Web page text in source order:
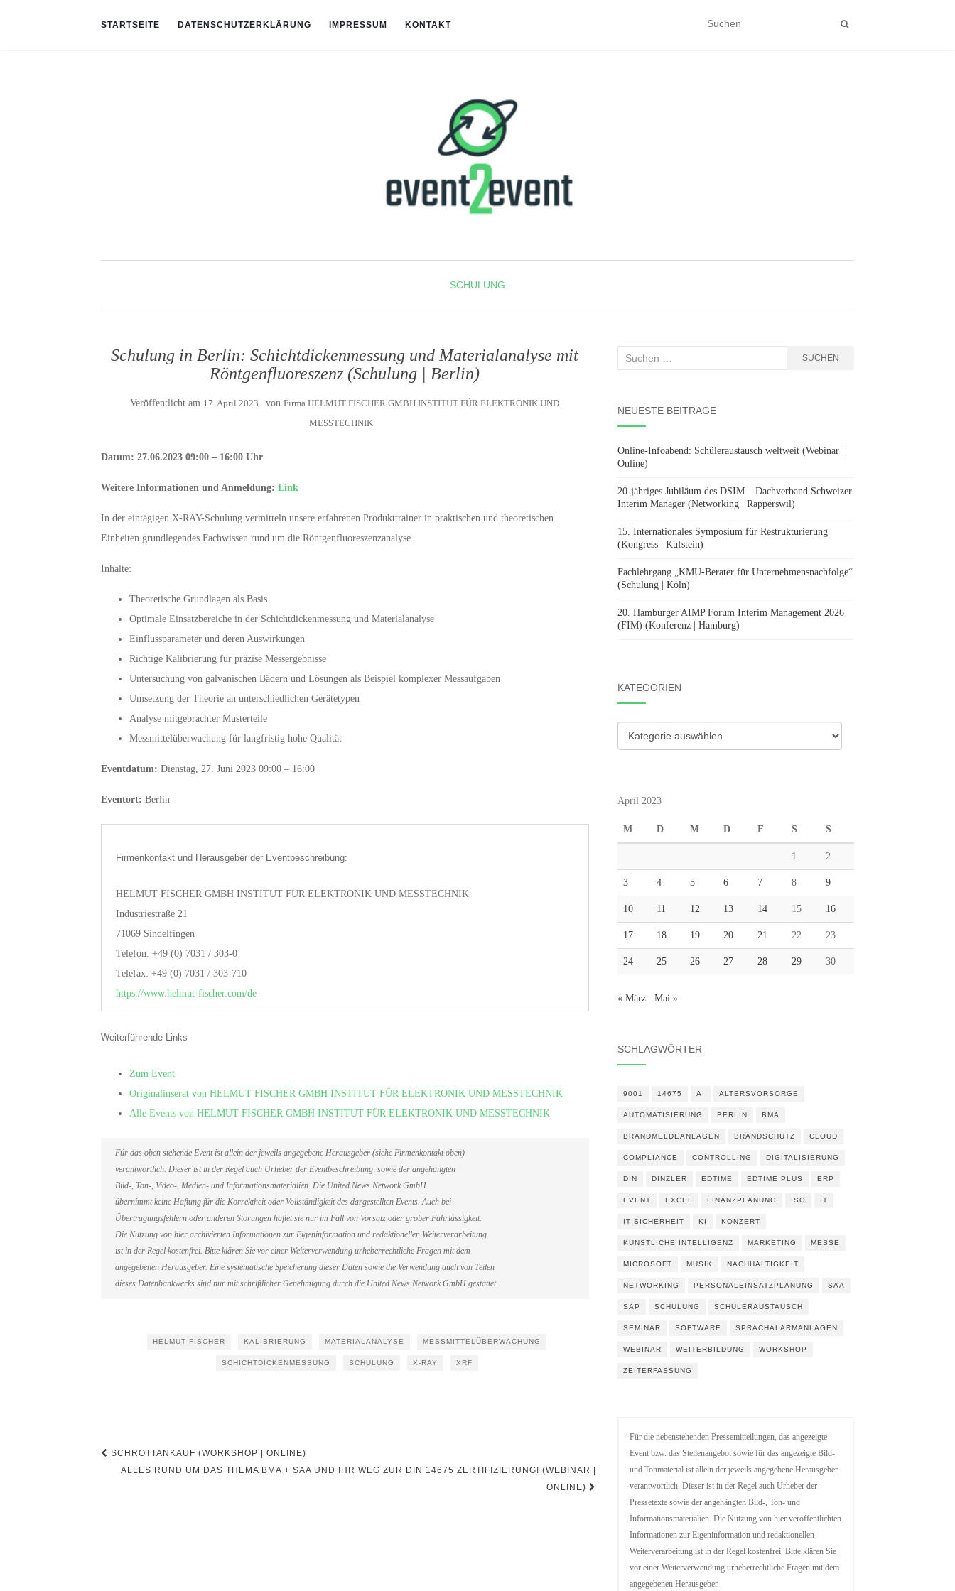
STARTSEITE DATENSCHUTZERKLÄRUNG IMPRESSUM KONTAKT
SCHULUNG
Schulung in Berlin: Schichtdickenmessung und Materialanalyse mit
Röntgenfluoreszenz (Schulung | Berlin)
Veröffentlicht am 17. April 2023 vonFirma HELMUT FISCHER GMBH INSTITUT FÜR ELEKTRONIK UND
MESSTECHNIK
Datum: 27.06.2023 09:00 – 16:00 Uhr
Weitere Informationen und Anmeldung: Link
In der eintägigen X-RAY-Schulung vermitteln unsere erfahrenen Produkttrainer in praktischen und theoretischen
Einheiten grundlegendes Fachwissen rund um die Röntgenfluoreszenzanalyse.
Inhalte:
Theoretische Grundlagen als Basis
Optimale Einsatzbereiche in der Schichtdickenmessung und Materialanalyse
Einflussparameter und deren Auswirkungen
Richtige Kalibrierung für präzise Messergebnisse
Untersuchung von galvanischen Bädern und Lösungen als Beispiel komplexer Messaufgaben
Umsetzung der Theorie an unterschiedlichen Gerätetypen
Analyse mitgebrachter Musterteile
Messmittelüberwachung für langfristig hohe Qualität
Eventdatum: Dienstag, 27. Juni 2023 09:00 – 16:00
Eventort: Berlin
Firmenkontakt und Herausgeber der Eventbeschreibung:
HELMUT FISCHER GMBH INSTITUT FÜR ELEKTRONIK UND MESSTECHNIK
Industriestraße 21
71069 Sindelfingen
Telefon: +49 (0) 7031 / 303-0
Telefax: +49 (0) 7031 / 303-710
https://www.helmut-fischer.com/de
Weiterführende Links
Zum Event
Originalinserat von HELMUT FISCHER GMBH INSTITUT FÜR ELEKTRONIK UND MESSTECHNIK
Alle Events von HELMUT FISCHER GMBH INSTITUT FÜR ELEKTRONIK UND MESSTECHNIK
Für das oben stehende Event ist allein der jeweils angegebene Herausgeber (siehe Firmenkontakt oben)
verantwortlich. Dieser ist in der Regel auch Urheber der Eventbeschreibung, sowie der angehängten
Bild-, Ton-, Video-, Medien- und Informationsmaterialien. Die United News Network GmbH
übernimmt keine Haftung für die Korrektheit oder Vollständigkeit des dargestellten Events. Auch bei
Übertragungsfehlern oder anderen Störungen haftet sie nur im Fall von Vorsatz oder grober Fahrlässigkeit.
Die Nutzung von hier archivierten Informationen zur Eigeninformation und redaktionellen Weiterverarbeitung
ist in der Regel kostenfrei. Bitte klären Sie vor einer Weiterverwendung urheberrechtliche Fragen mit dem
angegebenen Herausgeber. Eine systematische Speicherung dieser Daten sowie die Verwendung auch von Teilen
dieses Datenbankwerks sind nur mit schriftlicher Genehmigung durch die United News Network GmbH gestattet
HELMUT FISCHER KALIBRIERUNG MATERIALANALYSE MESSMITTELÜBERWACHUNG
SCHICHTDICKENMESSUNG SCHULUNG X-RAY XRF
Beitragsnavigation
SCHROTTANKAUF (WORKSHOP | ONLINE)
ALLES RUND UM DAS THEMA BMA + SAA UND IHR WEG ZUR DIN 14675 ZERTIFIZIERUNG! (WEBINAR |
ONLINE)
Suchen
SUCHEN
NEUESTE BEITRÄGE
Online-Infoabend: Schüleraustausch weltweit (Webinar |
Online)
20-jähriges Jubiläum des DSIM – Dachverband Schweizer
Interim Manager (Networking | Rapperswil)
15. Internationales Symposium für Restrukturierung
(Kongress | Kufstein)
Fachlehrgang „KMU-Berater für Unternehmensnachfolge“
(Schulung | Köln)
20. Hamburger AIMP Forum Interim Management 2026
(FIM) (Konferenz | Hamburg)
KATEGORIEN
Kategorien
April 2023
M D M D F S S
1 2
3 4 5 6 7 8 9
10 11 12 13 14 15 16
17 18 19 20 21 22 23
24 25 26 27 28 29 30
« März Mai »
SCHLAGWÖRTER
9001 14675 AI ALTERSVORSORGE
AUTOMATISIERUNG BERLIN BMA
BRANDMELDEANLAGEN BRANDSCHUTZ CLOUD
COMPLIANCE CONTROLLING DIGITALISIERUNG
DIN DINZLER EDTIME EDTIME PLUS ERP
EVENT EXCEL FINANZPLANUNG ISO IT
IT SICHERHEIT KI KONZERT
KÜNSTLICHE INTELLIGENZ MARKETING MESSE
MICROSOFT MUSIK NACHHALTIGKEIT
NETWORKING PERSONALEINSATZPLANUNG SAA
SAP SCHULUNG SCHÜLERAUSTAUSCH
SEMINAR SOFTWARE SPRACHALARMANLAGEN
WEBINAR WEITERBILDUNG WORKSHOP
ZEITERFASSUNG
Für die nebenstehenden Pressemitteilungen, das angezeigte
Event bzw. das Stellenangebot sowie für das angezeigte Bild-
und Tonmaterial ist allein der jeweils angegebene Herausgeber
verantwortlich. Dieser ist in der Regel auch Urheber der
Pressetexte sowie der angehängten Bild-, Ton- und
Informationsmaterialien. Die Nutzung von hier veröffentlichten
Informationen zur Eigeninformation und redaktionellen
Weiterverarbeitung ist in der Regel kostenfrei. Bitte klären Sie
vor einer Weiterverwendung urheberrechtliche Fragen mit dem
angegebenen Herausgeber.